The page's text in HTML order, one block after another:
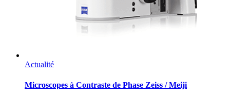
Actualité
Microscopes à Contraste de Phase Zeiss / Meiji